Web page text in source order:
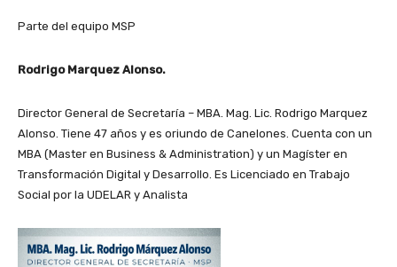
Parte del equipo MSP
Rodrigo Marquez Alonso.
Director General de Secretaría – MBA. Mag. Lic. Rodrigo Marquez
Alonso. Tiene 47 años y es oriundo de Canelones. Cuenta con un
MBA (Master en Business & Administration) y un Magíster en
Transformación Digital y Desarrollo. Es Licenciado en Trabajo
Social por la UDELAR y Analista